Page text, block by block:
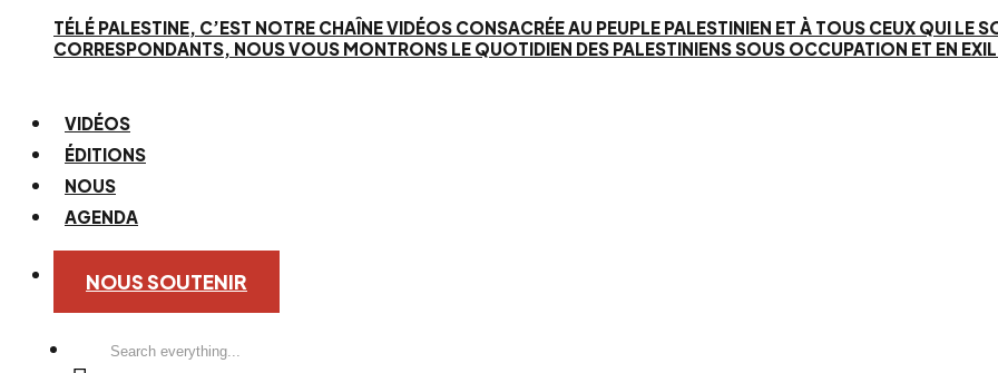
TÉLÉ PALESTINE, C’EST NOTRE CHAÎNE VIDÉOS CONSACRÉE AU PEUPLE PALESTINIEN ET À TOUS CEUX QUI LE
CORRESPONDANTS, NOUS VOUS MONTRONS LE QUOTIDIEN DES PALESTINIENS SOUS OCCUPATION ET EN
VIDÉOS
ÉDITIONS
NOUS
AGENDA
NOUS SOUTENIR
Search